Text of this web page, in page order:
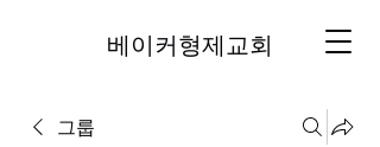
베이커형제교회
그룹